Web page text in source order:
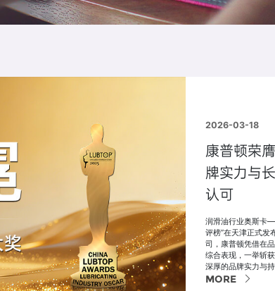
2026-03-18
康普顿荣
牌实力与
认可
润滑油行业奥斯卡
评榜”在天津正式发
司，康普顿凭借在
综合表现，一举斩
深厚的品牌实力与持
MORE